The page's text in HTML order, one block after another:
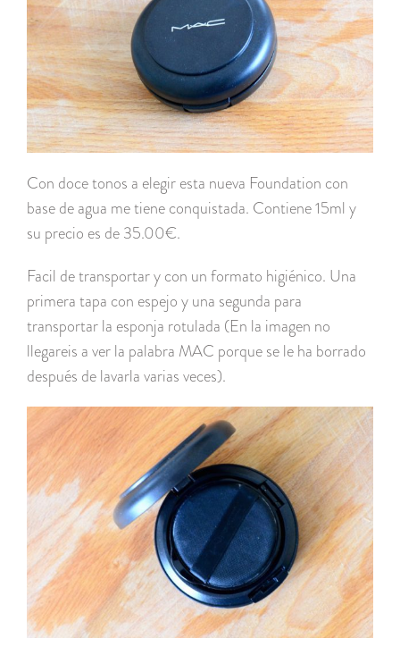
Con doce tonos a elegir esta nueva Foundation con
base de agua me tiene conquistada. Contiene 15ml y
su precio es de 35.00€.
Facil de transportar y con un formato higiénico. Una
primera tapa con espejo y una segunda para
transportar la esponja rotulada (En la imagen no
llegareis a ver la palabra MAC porque se le ha borrado
después de lavarla varias veces).